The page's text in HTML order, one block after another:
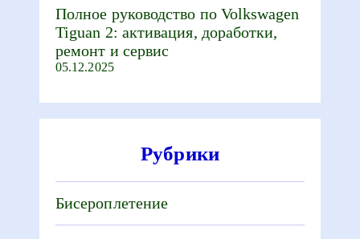
Полное руководство по Volkswagen
Tiguan 2: активация, доработки,
ремонт и сервис
05.12.2025
Рубрики
Бисероплетение